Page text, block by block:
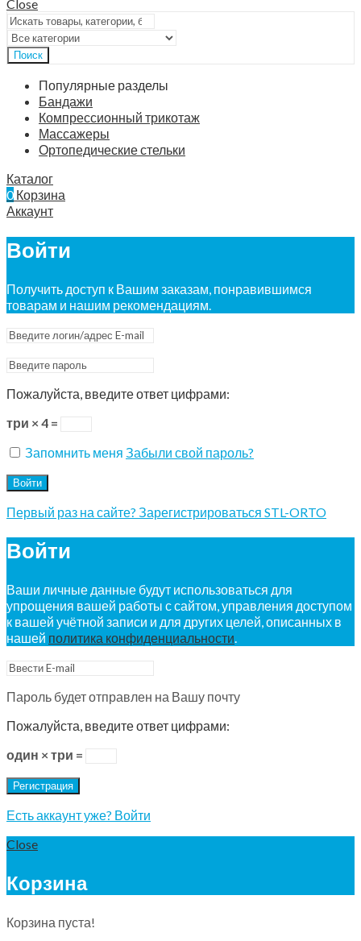
Close
Поиск
Популярные разделы
Бандажи
Компрессионный трикотаж
Массажеры
Ортопедические стельки
Каталог
0 Корзина
Аккаунт
Войти
Получить доступ к Вашим заказам, понравившимся
товарам и нашим рекомендациям.
Пожалуйста, введите ответ цифрами:
три × 4 =
Запомнить меня Забыли свой пароль?
Войти
Первый раз на сайте? Зарегистрироваться STL-ORTO
Войти
Ваши личные данные будут использоваться для
упрощения вашей работы с сайтом, управления доступом
к вашей учётной записи и для других целей, описанных в
нашей политика конфиденциальности
Пароль будет отправлен на Вашу почту
Пожалуйста, введите ответ цифрами:
один × три =
Регистрация
Есть аккаунт уже? Войти
Close
Корзина
Корзина пуста!